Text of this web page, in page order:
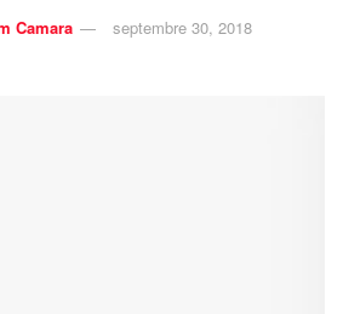
Camara
septembre 30, 2018